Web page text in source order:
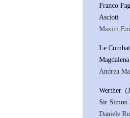
Franco
Ascioti
Maxim
Le
Andrea
Werther
Sir Simon
Daniele